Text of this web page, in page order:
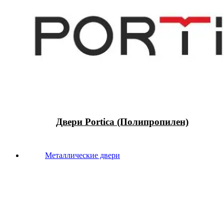
Двери Portica (Полипропилен)
Металлические двери